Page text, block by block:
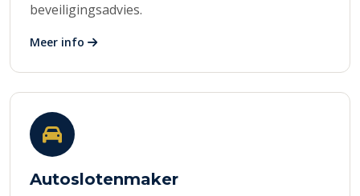
beveiligingsadvies.
Meer info
Autoslotenmaker